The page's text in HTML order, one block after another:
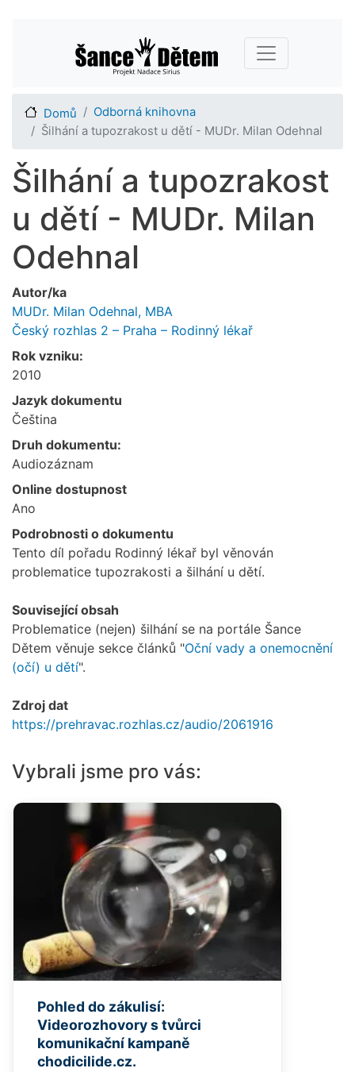
hlavnímu
obsahu
Main navigation
Domů
Odborná knihovna
Šilhání a tupozrakost u dětí - MUDr. Milan Odehnal
Šilhání a tupozrakost
u dětí - MUDr. Milan
Odehnal
Autor/ka
MUDr. Milan Odehnal, MBA
Český rozhlas 2 – Praha – Rodinný lékař
Rok vzniku:
2010
Jazyk dokumentu
Čeština
Druh dokumentu:
Audiozáznam
Online dostupnost
Ano
Podrobnosti o dokumentu
Tento díl pořadu Rodinný lékař byl věnován
problematice tupozrakosti a šilhání u dětí.
Související obsah
Problematice (nejen) šilhání se na portále Šance
Dětem věnuje sekce článků "Oční vady a onemocnění
(očí) u dětí".
Zdroj dat
https://prehravac.rozhlas.cz/audio/2061916
Vybrali jsme pro vás:
Pohled do zákulisí:
Videorozhovory s tvůrci
komunikační kampaně
chodicilide.cz.